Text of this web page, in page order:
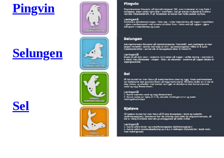
Pingvin
Selungen
Sel